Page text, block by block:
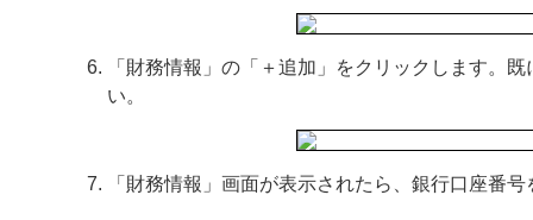
「財務情報」の「＋追加」をクリックします。
い。
「財務情報」画面が表示されたら、銀行口座番